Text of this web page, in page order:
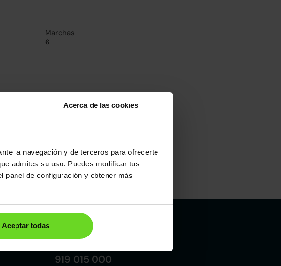
Acerca de las cookies
la navegación y de terceros para ofrecerte
admites su uso. Puedes modificar tus
panel de configuración y obtener más
Aceptar todas
Marchas
6
Consumo mixto
5.6l/100
919 015 000